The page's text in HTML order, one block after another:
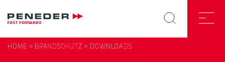
HOME BRANDSCHUTZ DOWNLOADS